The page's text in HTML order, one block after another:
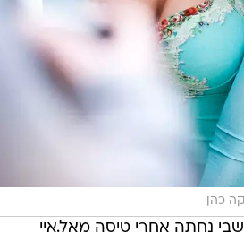
כהן
נחתה אחרי טיסה מאל.איי